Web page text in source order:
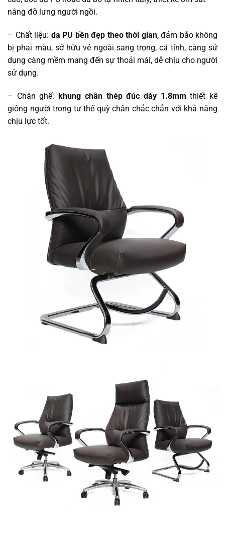
nâng đỡ lưng người ngồi.
– Chất liệu: da PU bền đẹp theo thời gian, đảm bảo không
bị phai màu, sở hữu vẻ ngoài sang trọng, cá tính, càng sử
dụng càng mềm mang đến sự thoải mái, dễ chịu cho người
sử dụng.
– Chân ghế:khung chân thép đúc dày 1.8mm thiết kế
giống người trong tư thế quỳ chân chắc chắn với khả năng
chịu lực tốt.